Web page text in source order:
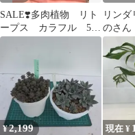
SALE❣️多肉植物 リト
ープス カラフル 5
玉 1.3cm 抜き苗
リン
のさ
多肉
¥2,199 現在 ¥